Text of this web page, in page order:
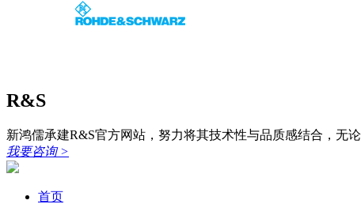
R&S
新鸿儒承建R&S官方网站，努力将其技术性与品质感结合，无
我要咨询>
首页